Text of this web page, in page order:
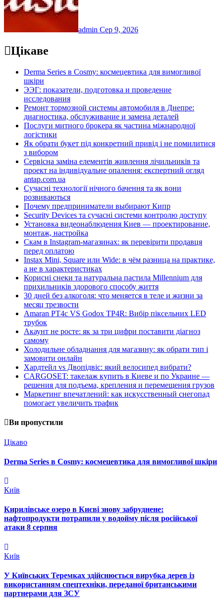
admin Сер 9, 2026
Цікаве
Derma Series в Cosmy: космецевтика для вимогливої
шкіри
ЭЭГ: показатели, подготовка и проведение
исследования
Ремонт тормозной системы автомобиля в Днепре:
диагностика, обслуживание и замена деталей
Послуги митного брокера як частина міжнародної
логістики
Як обрати букет під конкретний привід і не помилитися
з вибором
Сервісна заміна елементів живлення лічильників та
проект на індивідуальне опалення: експертний огляд
antap.com.ua
Сучасні технології нічного бачення та як вони
розвиваються
Почему предприниматели выбирают Кипр
Security Devices та сучасні системи контролю доступу
Установка видеонаблюдения Киев — проектирование,
монтаж, настройка
Скам в Instagram-магазинах: як перевірити продавця
перед оплатою
Instax Mini, Square или Wide: в чём разница на практике,
а не в характеристиках
Корисні снеки та натуральна пастила Millennium для
прихильників здорового способу життя
30 дней без алкоголя: что меняется в теле и жизни за
месяц трезвости
Amaran PT4c VS Godox TP4R: Вибір піксельних LED
трубок
Акаунт не росте: як за три цифри поставити діагноз
самому
Холодильне обладнання для магазину: як обрати тип і
замовити онлайн
Хардтейл vs Двопідвіс: який велосипед вибрати?
CARGOSET: такелаж купить в Киеве и по Украине —
решения для подъема, крепления и перемещения грузов
Маркетинг впечатлений: как искусственный снегопад
помогает увеличить трафик
Ви пропустили
Цікаво
Derma Series в Cosmy: космецевтика для вимогливої шкіри
Київ
Кирилівське озеро в Києві знову забруднене:
нафтопродукти потрапили у водойму після російської
атаки 8 серпня
Київ
У Київських Теремках здійснюється вирубка дерев із
використанням спецтехніки, переданої британськими
партнерами для ЗСУ